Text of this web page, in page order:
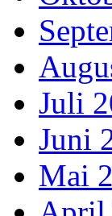
Juli
Juni
Mai